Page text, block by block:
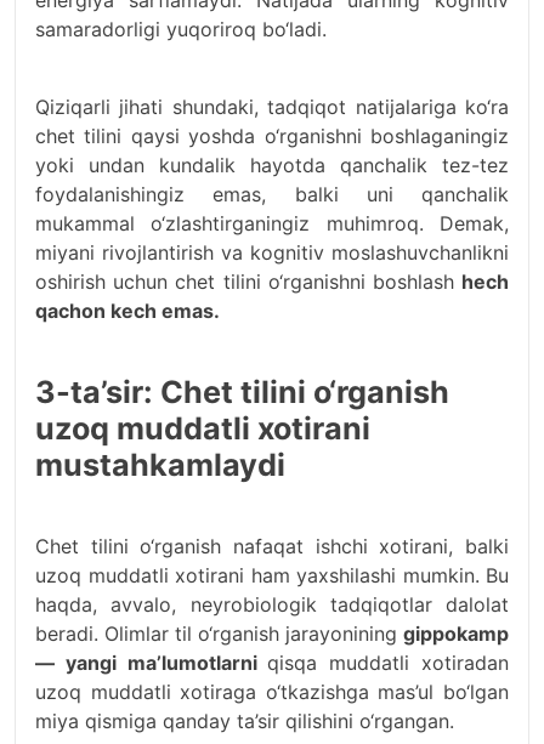
samaradorligi yuqoriroq bo‘ladi.
Qiziqarli jihati shundaki, tadqiqot natijalariga ko‘ra
chet tilini qaysi yoshda o‘rganishni boshlaganingiz
yoki undan kundalik hayotda qanchalik tez-tez
foydalanishingiz emas, balki uni qanchalik
mukammal o‘zlashtirganingiz muhimroq. Demak,
miyani rivojlantirish va kognitiv moslashuvchanlikni
oshirish uchun chet tilini o‘rganishni boshlash hech
qachon kech emas.
3-ta’sir: Chet tilini o‘rganish
uzoq muddatli xotirani
mustahkamlaydi
Chet tilini o‘rganish nafaqat ishchi xotirani, balki
uzoq muddatli xotirani ham yaxshilashi mumkin. Bu
haqda, avvalo, neyrobiologik tadqiqotlar dalolat
beradi. Olimlar til o‘rganish jarayonining gippokamp
— yangi ma’lumotlarniqisqa muddatli xotiradan
uzoq muddatli xotiraga o‘tkazishga mas’ul bo‘lgan
miya qismiga qanday ta’sir qilishini o‘rgangan.